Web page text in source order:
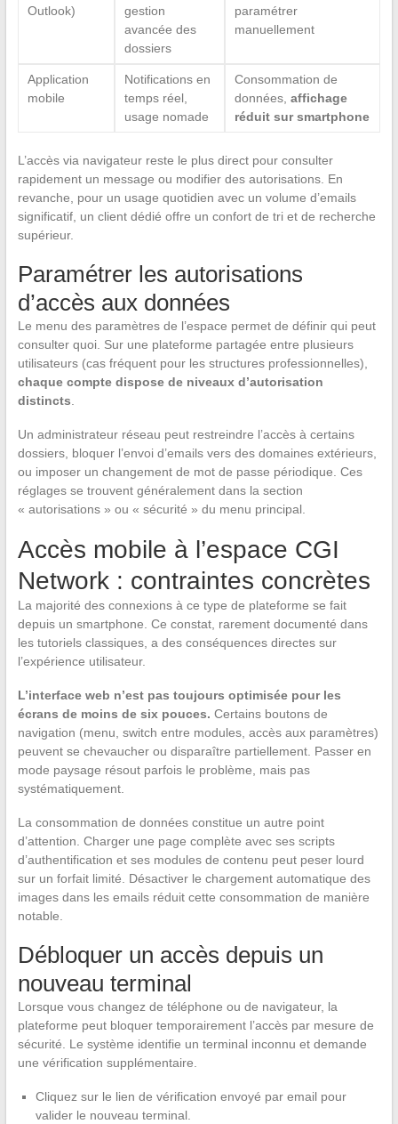
Outlook)
gestion
avancée des
dossiers
paramétrer
manuellement
Application
mobile
Notifications en
temps réel,
usage nomade
Consommation de
données, affichage
réduit sur smartphone
L’accès via navigateur reste le plus direct pour consulter
rapidement un message ou modifier des autorisations. En
revanche, pour un usage quotidien avec un volume d’emails
significatif, un client dédié offre un confort de tri et de recherche
supérieur.
Paramétrer les autorisations
d’accès aux données
Le menu des paramètres de l’espace permet de définir qui peut
consulter quoi. Sur une plateforme partagée entre plusieurs
utilisateurs (cas fréquent pour les structures professionnelles),
chaque compte dispose de niveaux d’autorisation
distincts
Un administrateur réseau peut restreindre l’accès à certains
dossiers, bloquer l’envoi d’emails vers des domaines extérieurs,
ou imposer un changement de mot de passe périodique. Ces
réglages se trouvent généralement dans la section
« autorisations » ou « sécurité » du menu principal.
Accès mobile à l’espace CGI
Network : contraintes concrètes
La majorité des connexions à ce type de plateforme se fait
depuis un smartphone. Ce constat, rarement documenté dans
les tutoriels classiques, a des conséquences directes sur
l’expérience utilisateur.
L’interface web n’est pas toujours optimisée pour les
écrans de moins de six pouces. Certains boutons de
navigation (menu, switch entre modules, accès aux paramètres)
peuvent se chevaucher ou disparaître partiellement. Passer en
mode paysage résout parfois le problème, mais pas
systématiquement.
La consommation de données constitue un autre point
d’attention. Charger une page complète avec ses scripts
d’authentification et ses modules de contenu peut peser lourd
sur un forfait limité. Désactiver le chargement automatique des
images dans les emails réduit cette consommation de manière
notable.
Débloquer un accès depuis un
nouveau terminal
Lorsque vous changez de téléphone ou de navigateur, la
plateforme peut bloquer temporairement l’accès par mesure de
sécurité. Le système identifie un terminal inconnu et demande
une vérification supplémentaire.
Cliquez sur le lien de vérification envoyé par email pour
valider le nouveau terminal.